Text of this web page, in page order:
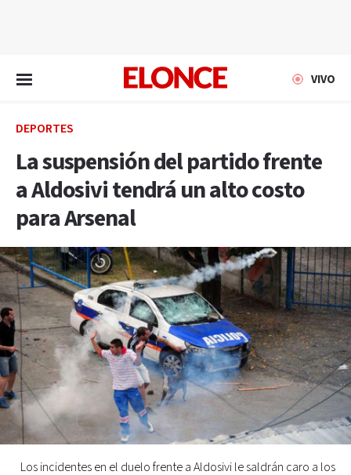
VIVO
DEPORTES
La suspensión del partido frente
a Aldosivi tendrá un alto costo
para Arsenal
Los incidentes en el duelo frente a Aldosivi le saldrán caro a los